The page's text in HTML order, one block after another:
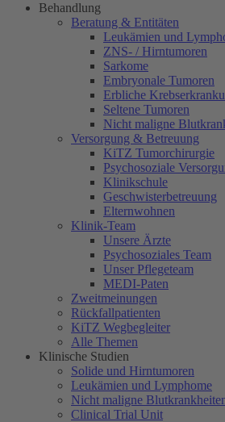
Behandlung
Beratung & Entitäten
Leukämien und
ZNS- / Hirntumoren
Sarkome
Embryonale Tumoren
Erbliche
Seltene Tumoren
Nicht maligne
Versorgung & Betreuung
KiTZ Tumorchirurgie
Psychosoziale
Klinikschule
Geschwisterbetreuung
Elternwohnen
Klinik-Team
Unsere Ärzte
Psychosoziales Team
Unser Pflegeteam
MEDI-Paten
Zweitmeinungen
Rückfallpatienten
KiTZ Wegbegleiter
Alle Themen
Klinische Studien
Solide und Hirntumoren
Leukämien und Lymphome
Nicht maligne
Clinical Trial Unit